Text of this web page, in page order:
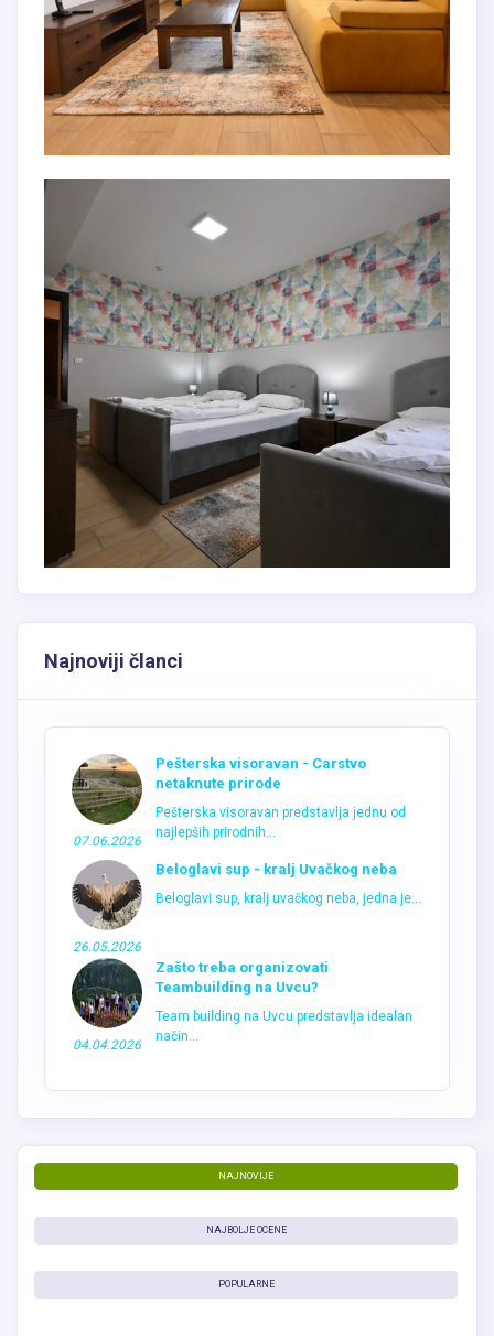
Najnoviji članci
07.06.2026
Pešterska visoravan - Carstvo
netaknute prirode
Pešterska visoravan predstavlja jednu od
najlepših prirodnih...
26.05.2026
Beloglavi sup - kralj Uvačkog neba
Beloglavi sup, kralj uvačkog neba, jedna je...
04.04.2026
Zašto treba organizovati
Teambuilding na Uvcu?
Team building na Uvcu predstavlja idealan
način...
NAJNOVIJE
NAJBOLJE OCENE
POPULARNE